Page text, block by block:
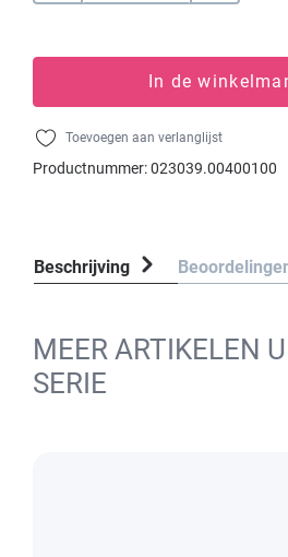
In de
Toevoegen aan verlanglijst
Productnummer:023039.00400100
Beschrijving
MEER ARTIKELEN
SERIE